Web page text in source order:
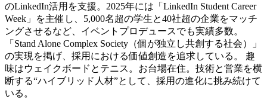
のLinkedIn活用を支援。2025年には「LinkedIn Student Career
Week」を主催し、5,000名超の学生と40社超の企業をマッチ
ングさせるなど、イベントプロデュースでも実績多数。
「Stand Alone Complex Society（個が独立し共創する社会）」
の実現を掲げ、採用における価値創造を追求している。 趣
味はウェイクボードとテニス。お台場在住。技術と営業を横
断する“ハイブリッド人材”として、採用の進化に挑み続けて
いる。